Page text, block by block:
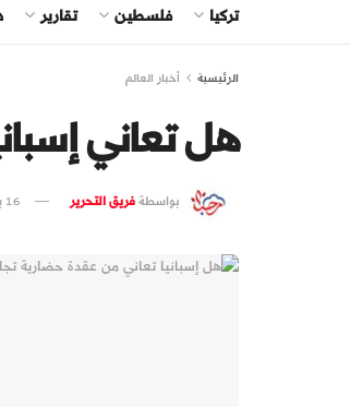
تركيا فلسطين تقارير
الرئيسية أخبار العالم
هل تعاني
بواسطةفريق التحرير 16 يوليو، 2021